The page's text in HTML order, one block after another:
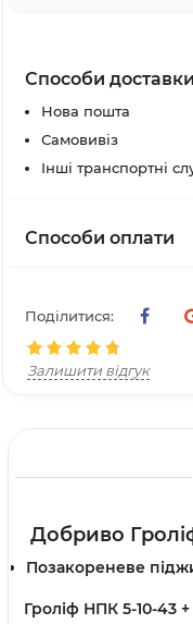
Способи доставки
Нова пошта
Самовивіз
Інші транспортні
Способи оплати
Поділитися:
Залишити відгук
Добриво
Позакореневе
Гроліф НПК 5-10-43 +